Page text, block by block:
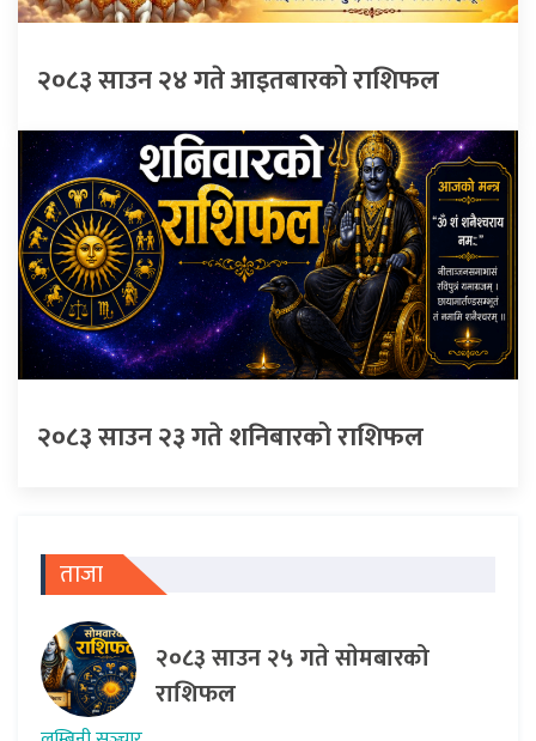
२०८३ साउन २४ गते आइतबारको राशिफल
२०८३ साउन २३ गते शनिबारको राशिफल
ताजा
२०८३ साउन २५ गते साेमबारको
राशिफल